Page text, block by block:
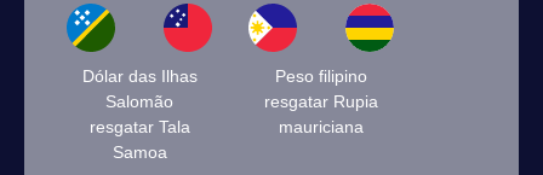
Dólar das Ilhas
Salomão
resgatar Tala
Samoa
Peso filipino
resgatar Rupia
mauriciana